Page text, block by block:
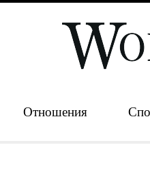
Отношения